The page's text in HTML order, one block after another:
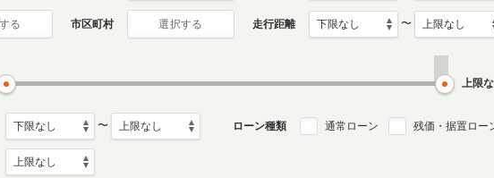
る 市区町村 選択する 走行距離 〜
上限
〜 ローン種類 通常ローン 残価・据置ロー